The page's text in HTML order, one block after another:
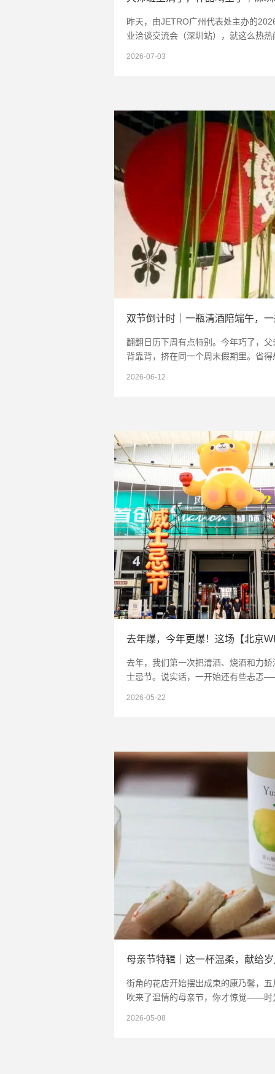
昨天，由JETRO广州代表处主办的
业洽谈交流会（深圳站），就这么热
2026-07-03
双节倒计时｜一瓶清酒陪端午，
翻翻日历下周有点特别。今年巧了，
背靠背，挤在同一个周末假期里。省
2026-06-12
去年，我们第一次把清酒、烧酒和力
士忌节。说实话，一开始还有些忐忑
2026-05-22
街角的花店开始摆出成束的康乃馨，
吹来了温情的母亲节，你才惊觉——时
2026-05-08